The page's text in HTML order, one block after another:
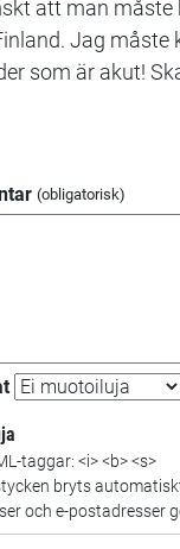
att man
Jag måste
som är akut!
taggar: <i> <b> <s>
bryts
och e-postadresser